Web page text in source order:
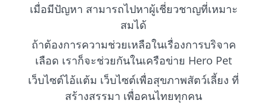
เมื่อมีปัญหา สามารถไปหาผู้เชี่ยวชาญที่เหมาะ
สมได้
ถ้าต้องการความช่วยเหลือในเรื่องการบริจาค
เลือด เราก็จะช่วยกันในเครือข่าย Hero Pet
เว็บไซต์ไอ้แต้ม เว็บไซต์เพื่อสุขภาพสัตว์เลี้ยง ที่
สร้างสรรมา เพื่อคนไทยทุกคน